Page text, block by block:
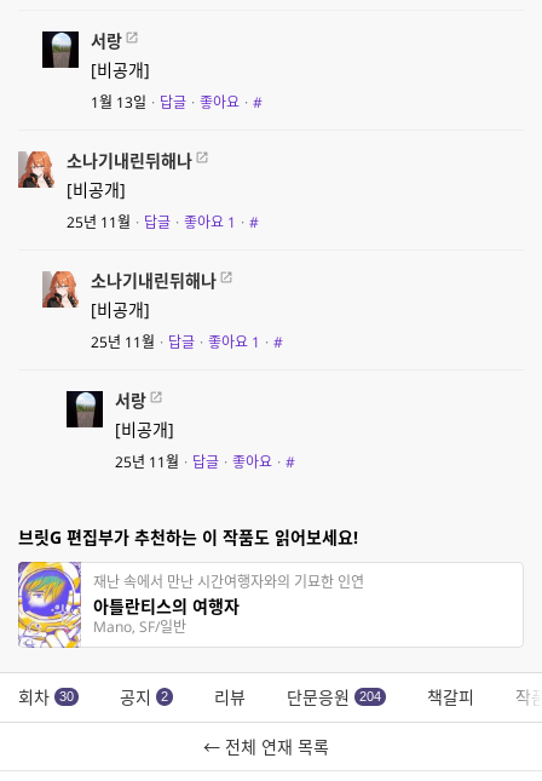
서랑
[비공개]
1월 13일 · 답글 · 좋아요 · #
소나기내린뒤해나
[비공개]
25년 11월 · 답글 · 좋아요 1 · #
소나기내린뒤해나
[비공개]
25년 11월 · 답글 · 좋아요 1 · #
서랑
[비공개]
25년 11월 · 답글 · 좋아요 · #
브릿G 편집부가 추천하는 이 작품도 읽어보세요!
재난 속에서 만난 시간여행자와의 기묘한 인연
아틀란티스의 여행자
Mano, SF/일반
회차 30 공지 2 리뷰 단문응원 204 책갈피 작
← 전체 연재 목록